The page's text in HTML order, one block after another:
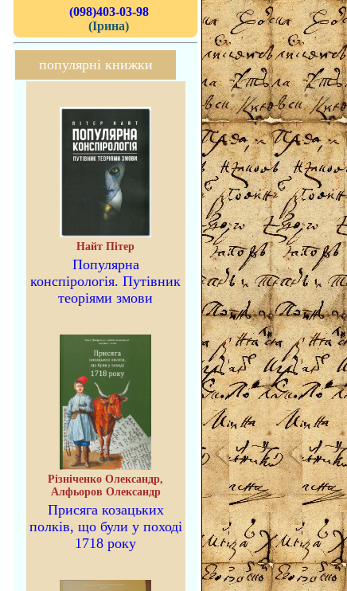
(098)403-03-98
(Ірина)
популярні книжки
Найт Пітер
Популярна
конспірологія. Путівник
теоріями змови
Різніченко Олександр,
Алфьоров Олександр
Присяга козацьких
полків, що були у поході
1718 року